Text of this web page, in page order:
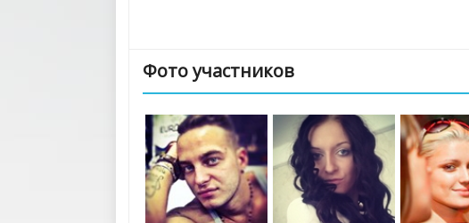
Фото участников